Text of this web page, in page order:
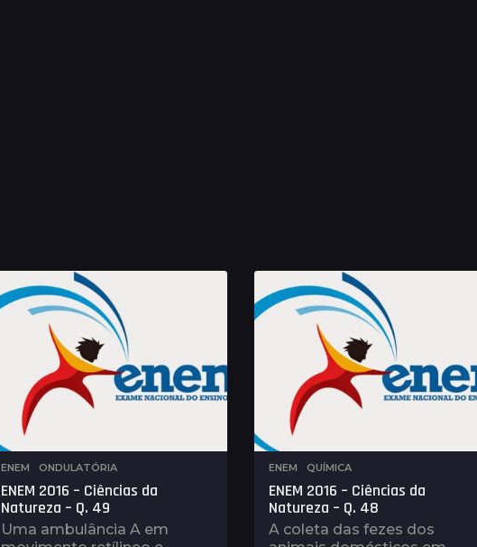
ENEM ,ONDULATÓRIA
ENEM 2016 – Ciências da
Natureza – Q. 49
Uma ambulância A em
ENEM ,QUÍMICA
ENEM 2016 – Ciências da
Natureza – Q. 48
A coleta das fezes dos